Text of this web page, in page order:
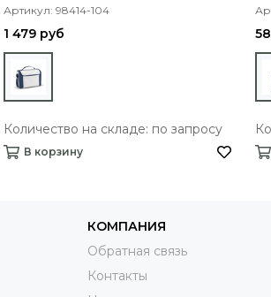
Артикул: 98414-104
1 479 руб
Количество на складе: по запросу
В корзину
КОМПАНИЯ
Обратная связь
Контакты